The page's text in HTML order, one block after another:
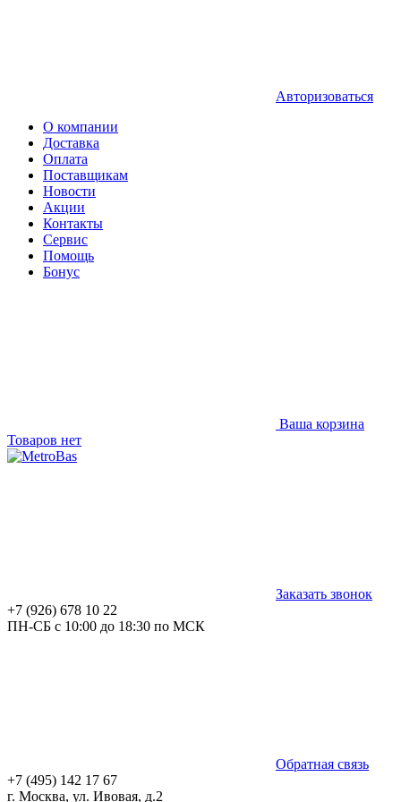
Авторизоваться
О компании
Доставка
Оплата
Поставщикам
Новости
Акции
Контакты
Сервис
Помощь
Бонус
Ваша корзина
Товаров нет
Заказать звонок
+7 (926) 678 10 22
ПН-СБ с 10:00 до 18:30 по МСК
Обратная связь
+7 (495) 142 17 67
г. Москва, ул. Ивовая, д.2